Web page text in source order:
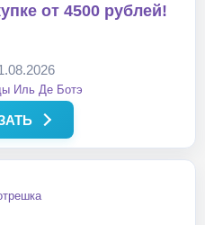
от 4500 рублей!
Иль Де Ботэ